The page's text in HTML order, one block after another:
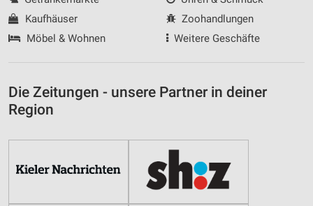
Kaufhäuser
Möbel & Wohnen
Zoohandlungen
Weitere Geschäfte
Die Zeitungen - unsere Partner in deiner
Region